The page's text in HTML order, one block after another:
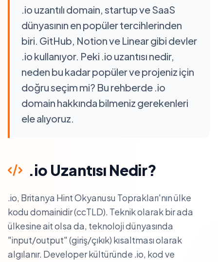
.io uzantılı domain, startup ve SaaS
dünyasının en popüler tercihlerinden
biri. GitHub, Notion ve Linear gibi devler
.io kullanıyor. Peki .io uzantısı nedir,
neden bu kadar popüler ve projeniz için
doğru seçim mi? Bu rehberde .io
domain hakkında bilmeniz gerekenleri
ele alıyoruz.
.io Uzantısı Nedir?
.io, Britanya Hint Okyanusu Toprakları'nın ülke
kodu domainidir (ccTLD). Teknik olarak bir ada
ülkesine ait olsa da, teknoloji dünyasında
"input/output" (giriş/çıkık) kısaltması olarak
algılanır. Developer kültüründe .io, kod ve